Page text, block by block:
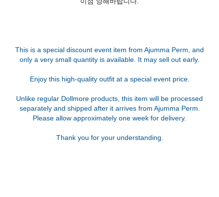
This is a special discount event item from Ajumma Perm, and
only a very small quantity is available. It may sell out early.
Enjoy this high-quality outfit at a special event price.
Unlike regular Dollmore products, this item will be processed
separately and shipped after it arrives from Ajumma Perm.
Please allow approximately one week for delivery.
Thank you for your understanding.